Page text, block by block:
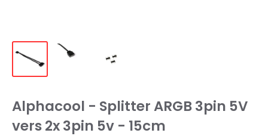
Alphacool - Splitter ARGB 3pin 5V
vers 2x 3pin 5v - 15cm